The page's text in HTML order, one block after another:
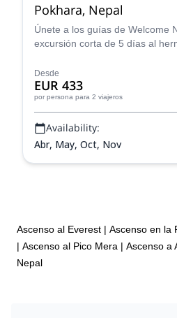
Pokhara, Nepal
Únete a los guías de Welcome
excursión corta de 5 días al
Desde
EUR 433
por persona para 2 viajeros
Availability:
Abr, May, Oct, Nov
Ascenso al Everest | Ascenso en la
| Ascenso al Pico Mera | Ascenso a
Nepal